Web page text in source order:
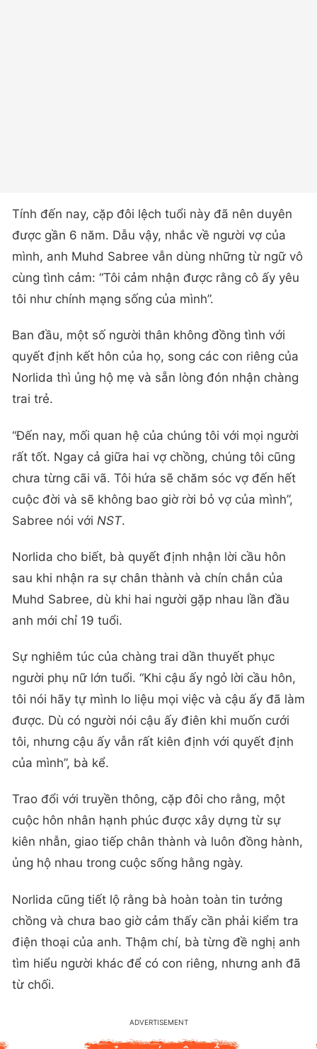
Tính đến nay, cặp đôi lệch tuổi này đã nên duyên
được gần 6 năm. Dẫu vậy, nhắc về người vợ của
mình, anh Muhd Sabree vẫn dùng những từ ngữ vô
cùng tình cảm: “Tôi cảm nhận được rằng cô ấy yêu
tôi như chính mạng sống của mình”.
Ban đầu, một số người thân không đồng tình với
quyết định kết hôn của họ, song các con riêng của
Norlida thì ủng hộ mẹ và sẵn lòng đón nhận chàng
trai trẻ.
“Đến nay, mối quan hệ của chúng tôi với mọi người
rất tốt. Ngay cả giữa hai vợ chồng, chúng tôi cũng
chưa từng cãi vã. Tôi hứa sẽ chăm sóc vợ đến hết
cuộc đời và sẽ không bao giờ rời bỏ vợ của mình”,
Sabree nói với NST.
Norlida cho biết, bà quyết định nhận lời cầu hôn
sau khi nhận ra sự chân thành và chín chắn của
Muhd Sabree, dù khi hai người gặp nhau lần đầu
anh mới chỉ 19 tuổi.
Sự nghiêm túc của chàng trai dần thuyết phục
người phụ nữ lớn tuổi. “Khi cậu ấy ngỏ lời cầu hôn,
tôi nói hãy tự mình lo liệu mọi việc và cậu ấy đã làm
được. Dù có người nói cậu ấy điên khi muốn cưới
tôi, nhưng cậu ấy vẫn rất kiên định với quyết định
của mình”, bà kể.
Trao đổi với truyền thông, cặp đôi cho rằng, một
cuộc hôn nhân hạnh phúc được xây dựng từ sự
kiên nhẫn, giao tiếp chân thành và luôn đồng hành,
ủng hộ nhau trong cuộc sống hằng ngày.
Norlida cũng tiết lộ rằng bà hoàn toàn tin tưởng
chồng và chưa bao giờ cảm thấy cần phải kiểm tra
điện thoại của anh. Thậm chí, bà từng đề nghị anh
tìm hiểu người khác để có con riêng, nhưng anh đã
từ chối.